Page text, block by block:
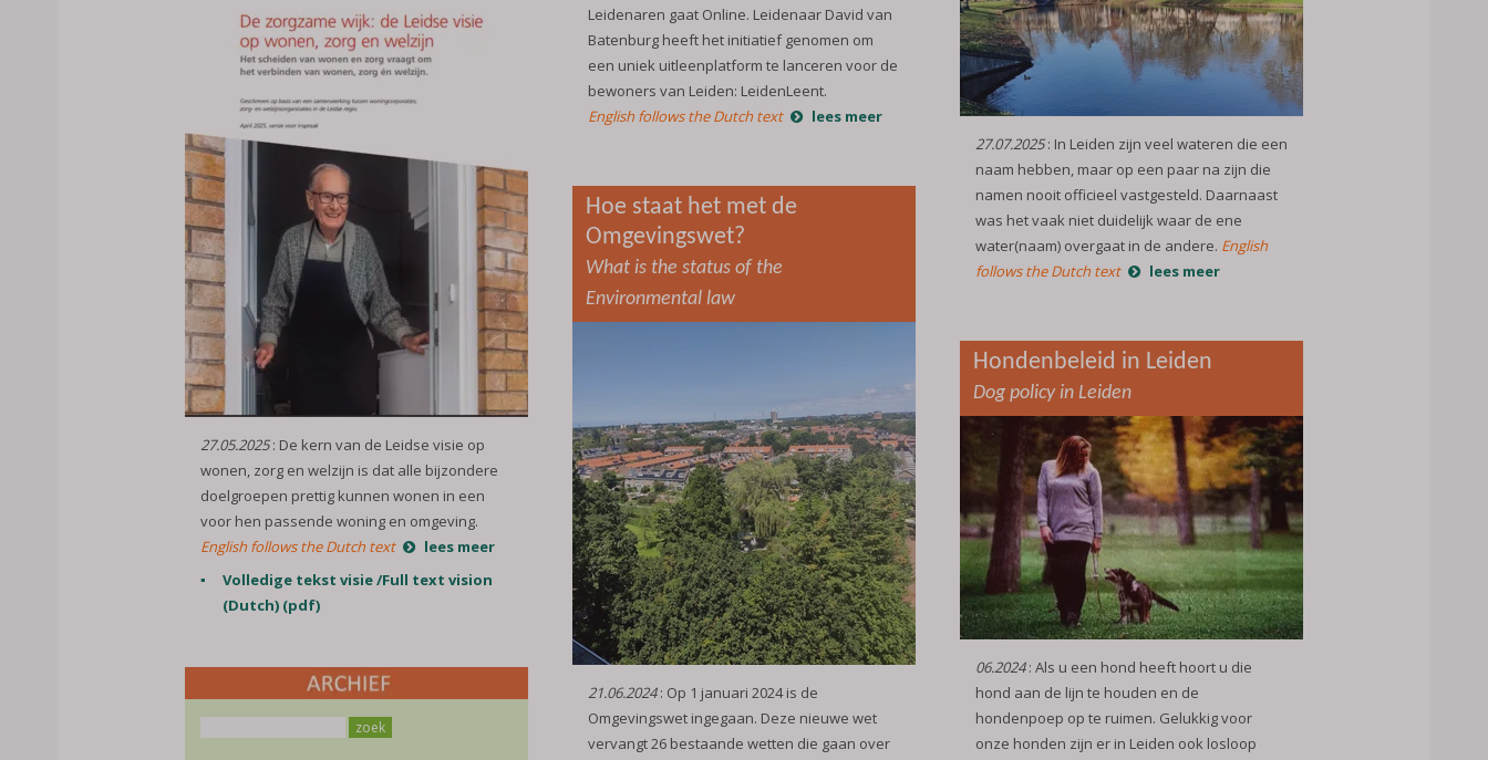
Leidenaren gaat Online. Leidenaar David van
Batenburg heeft het initiatief genomen om
een uniek uitleenplatform te lanceren voor de
bewoners van Leiden: LeidenLeent.
English follows the Dutch text
lees meer
27.07.2025: In Leiden zijn veel wateren die een
naam hebben, maar op een paar na zijn die
namen nooit officieel vastgesteld. Daarnaast
was het vaak niet duidelijk waar de ene
water(naam) overgaat in de andere. English
follows the Dutch text
lees meer
27.05.2025: De kern van de Leidse visie op
wonen, zorg en welzijn is dat alle bijzondere
doelgroepen prettig kunnen wonen in een
voor hen passende woning en omgeving.
English follows the Dutch text
lees meer
Volledige tekst visie /Full text vision
(Dutch) (pdf)
Hoe staat het met de
Omgevingswet?
What is the status of the
Environmental law
21.06.2024: Op 1 januari 2024 is de
Omgevingswet ingegaan. Deze nieuwe wet
vervangt 26 bestaande wetten die gaan over
Hondenbeleid in Leiden
Dog policy in Leiden
06.2024: Als u een hond heeft hoort u die
hond aan de lijn te houden en de
hondenpoep op te ruimen. Gelukkig voor
onze honden zijn er in Leiden ook losloop